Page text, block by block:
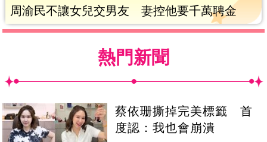
周渝民不讓女兒交男友 妻控他要千萬聘金
熱門新聞
蔡依珊撕掉完美標籤 首
度認：我也會崩潰